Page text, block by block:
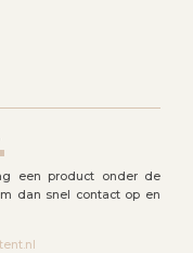
een product onder de
dan snel contact op en